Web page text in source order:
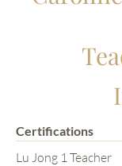
Certifications
Lu Jong 1 Teacher